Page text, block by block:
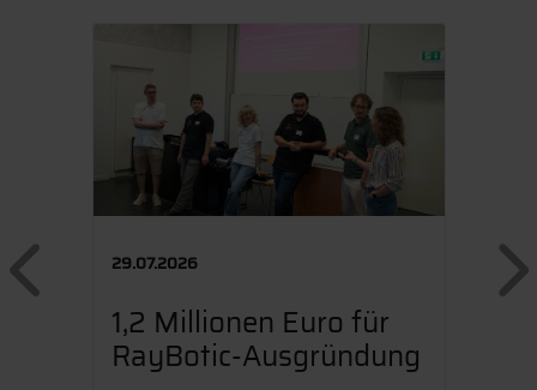
Previous
29.07.2026
1,2 Millionen Euro für
RayBotic-Ausgründung